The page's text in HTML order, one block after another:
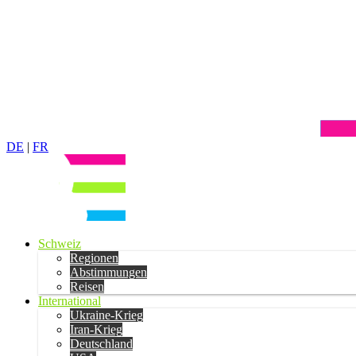
DE | FR
Schweiz
Regionen
Abstimmungen
Reisen
International
Ukraine-Krieg
Iran-Krieg
Deutschland